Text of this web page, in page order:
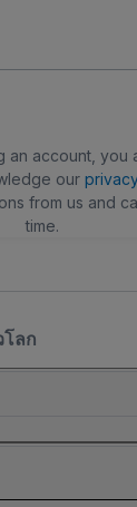
an account, you
our
from us and
time.
ลก